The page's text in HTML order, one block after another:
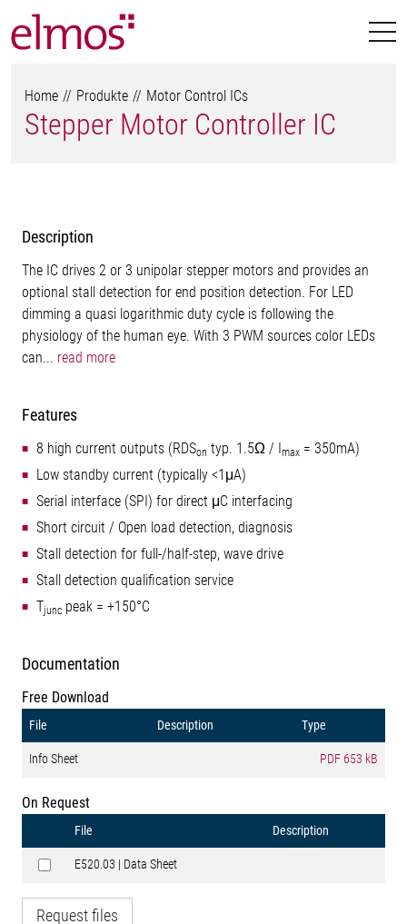
Home Produkte Motor Control ICs
Stepper Motor Controller IC
Description
The IC drives 2 or 3 unipolar stepper motors and provides an
optional stall detection for end position detection. For LED
dimming a quasi logarithmic duty cycle is following the
physiology of the human eye. With 3 PWM sources color LEDs
can... read more
Features
8 high current outputs (RDSon typ. 1.5Ω / Imax = 350mA)
Low standby current (typically <1μA)
Serial interface (SPI) for direct μC interfacing
Short circuit / Open load detection, diagnosis
Stall detection for full-/half-step, wave drive
Stall detection qualification service
Tjunc peak = +150°C
Documentation
Free Download
File Description Type
Info Sheet PDF653 kB
On Request
File Description
E520.03 | Data Sheet
Request files